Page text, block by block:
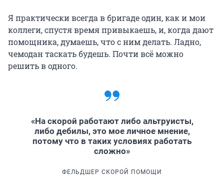
Я практически всегда в бригаде один, как и мои
коллеги, спустя время привыкаешь, и, когда дают
помощника, думаешь, что с ним делать. Ладно,
чемодан таскать будешь. Почти всё можно
решить в одного.
«На скорой работают либо альтруисты,
либо дебилы, это мое личное мнение,
потому что в таких условиях работать
сложно»
ФЕЛЬДШЕР СКОРОЙ ПОМОЩИ